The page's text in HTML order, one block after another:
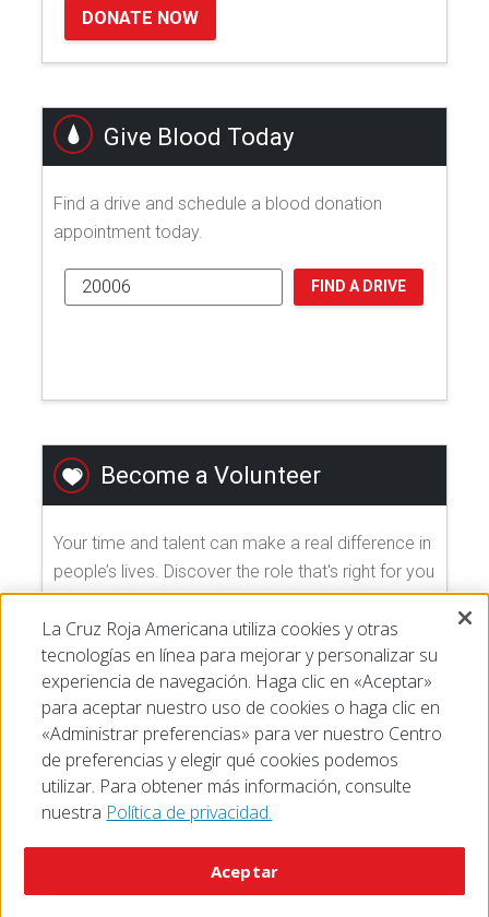
DONATE NOW
Give Blood Today
Find a drive and schedule a blood donation
appointment today.
FIND A DRIVE
Become a Volunteer
Your time and talent can make a real difference in
people’s lives. Discover the role that's right for you
and join us today!
EXPLORE VOLUNTEER OPPORTUNITIES
Mobile Apps
La Cruz Roja Americana utiliza cookies y otras
tecnologías en línea para mejorar y personalizar su
experiencia de navegación. Haga clic en «Aceptar»
para aceptar nuestro uso de cookies o haga clic en
«Administrar preferencias» para ver nuestro Centro
de preferencias y elegir qué cookies podemos
utilizar. Para obtener más información, consulte
nuestra Política de privacidad.
Aceptar